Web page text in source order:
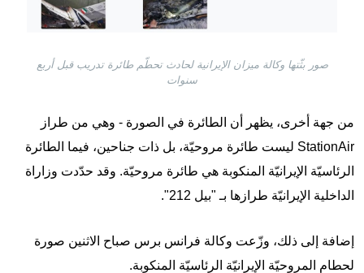
صور بثّتها وكالة ميزان الإيرانية لحادث تحطّم طائرة تدريب قبل أربع
سنوات
من جهة أخرى، يظهر أن الطائرة في الصورة - وهي من طراز
StationAir ليست طائرة مروحيّة، بل ذات جناحين، فيما الطائرة
الرئاسيّة الإيرانيّة المنكوبة هي طائرة مروحيّة. وقد حدّدت وزاراة
الداخلية الإيرانيّة طرازها بـ "بيل 212".
إضافة إلى ذلك، وزّعت وكالة فرانس برس صباح الاثنين صورة
لحطام المروحيّة الإيرانيّة الرئاسيّة المنكوبة.